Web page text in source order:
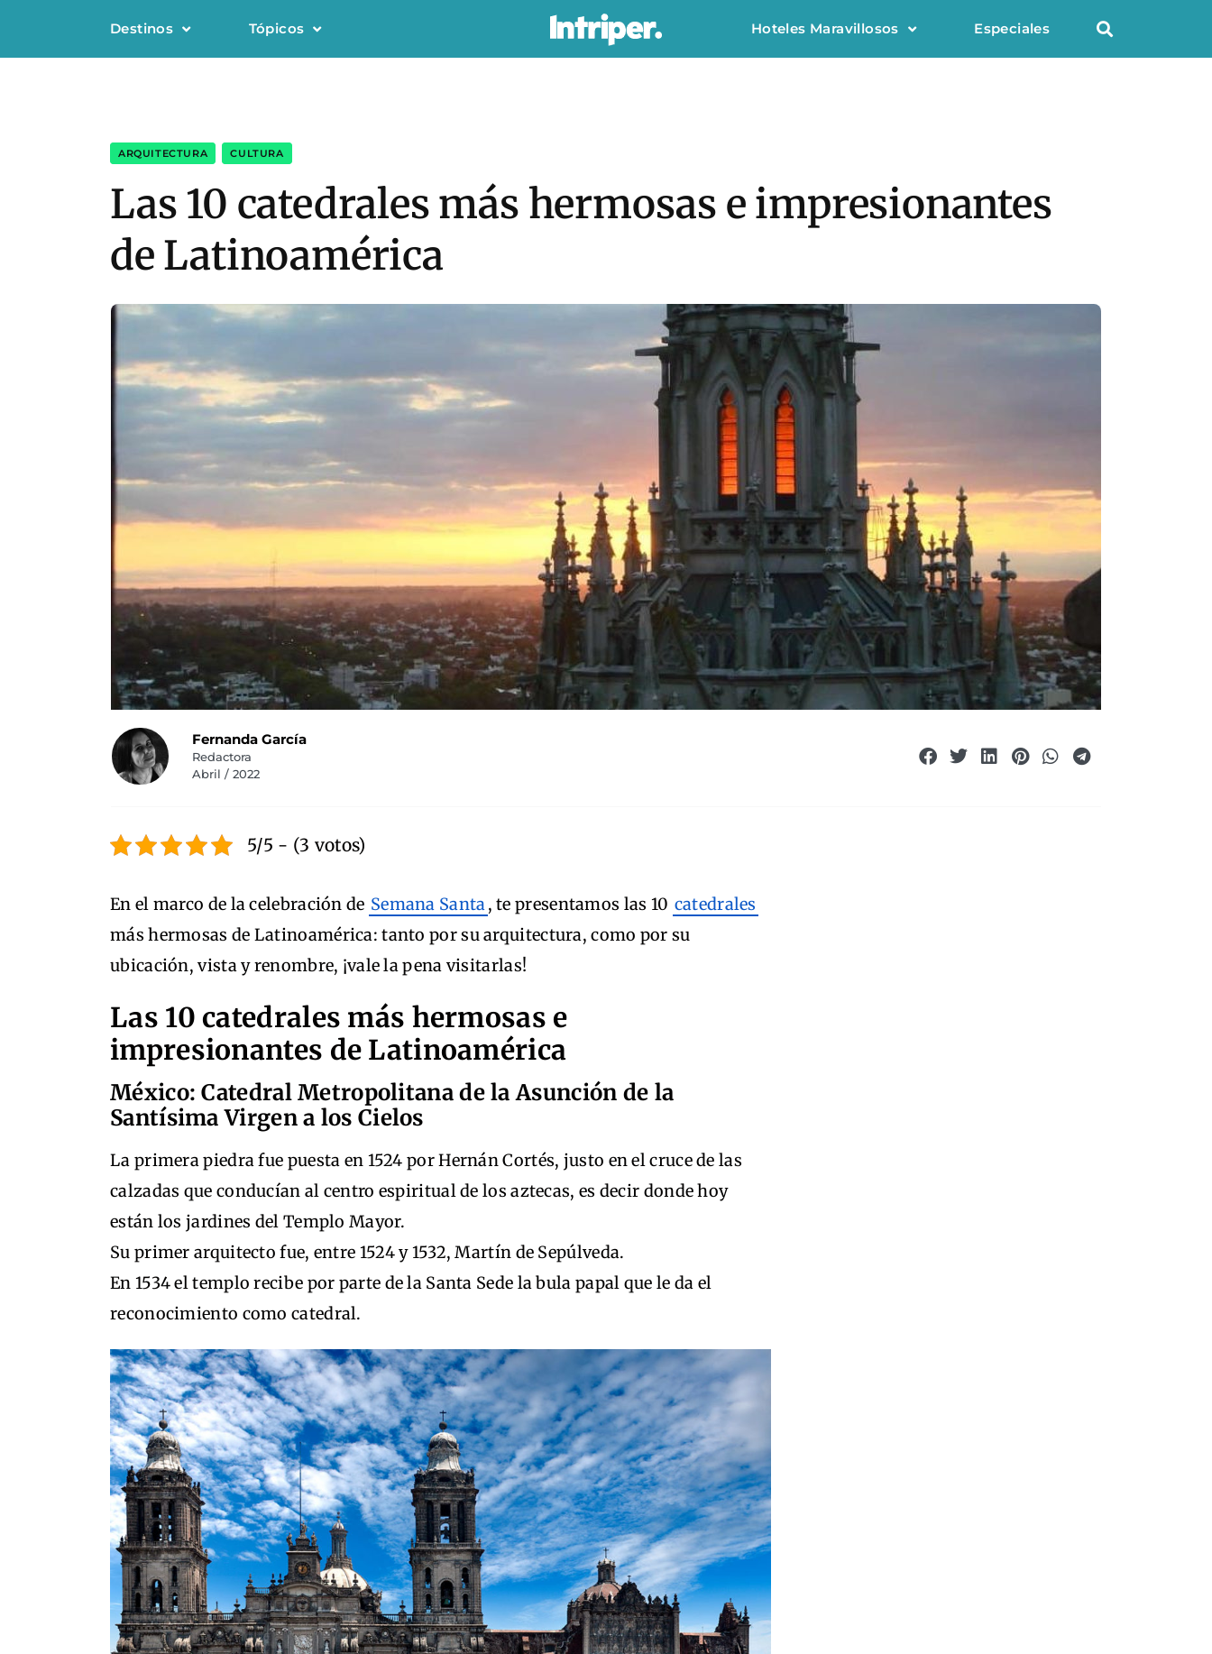
Destinos Tópicos Hoteles Maravillosos Especiales
ARQUITECTURA CULTURA
Las 10 catedrales más hermosas e impresionantes
de Latinoamérica
Fernanda García
Redactora
Abril / 2022
5/5 - (3 votos)
En el marco de la celebración de Semana Santa, te presentamos las 10 catedrales
más hermosas de Latinoamérica: tanto por su arquitectura, como por su
ubicación, vista y renombre, ¡vale la pena visitarlas!
Las 10 catedrales más hermosas e
impresionantes de Latinoamérica
México: Catedral Metropolitana de la Asunción de la
Santísima Virgen a los Cielos
La primera piedra fue puesta en 1524 por Hernán Cortés, justo en el cruce de las
calzadas que conducían al centro espiritual de los aztecas, es decir donde hoy
están los jardines del Templo Mayor.
Su primer arquitecto fue, entre 1524 y 1532, Martín de Sepúlveda.
En 1534 el templo recibe por parte de la Santa Sede la bula papal que le da el
reconocimiento como catedral.